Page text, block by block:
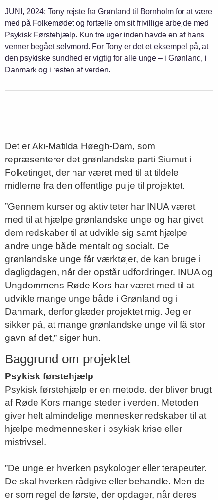
JUNI, 2024: Tony rejste fra Grønland til Bornholm for at være
med på Folkemødet og fortælle om sit frivillige arbejde med
Psykisk Førstehjælp. Kun tre uger inden havde en af hans
venner begået selvmord. For Tony er det et eksempel på, at
den psykiske sundhed er vigtig for alle unge – i Grønland, i
Danmark og i resten af verden.
Det er Aki-Matilda Høegh-Dam, som
repræsenterer det grønlandske parti Siumut i
Folketinget, der har været med til at tildele
midlerne fra den offentlige pulje til projektet.
”Gennem kurser og aktiviteter har INUA været
med til at hjælpe grønlandske unge og har givet
dem redskaber til at udvikle sig samt hjælpe
andre unge både mentalt og socialt. De
grønlandske unge får værktøjer, de kan bruge i
dagligdagen, når der opstår udfordringer. INUA og
Ungdommens Røde Kors har været med til at
udvikle mange unge både i Grønland og i
Danmark, derfor glæder projektet mig. Jeg er
sikker på, at mange grønlandske unge vil få stor
gavn af det,” siger hun.
Baggrund om projektet
Psykisk førstehjælp
Psykisk førstehjælp er en metode, der bliver brugt
af Røde Kors mange steder i verden. Metoden
giver helt almindelige mennesker redskaber til at
hjælpe medmennesker i psykisk krise eller
mistrivsel.
”De unge er hverken psykologer eller terapeuter.
De skal hverken rådgive eller behandle. Men de
er som regel de første, der opdager, når deres